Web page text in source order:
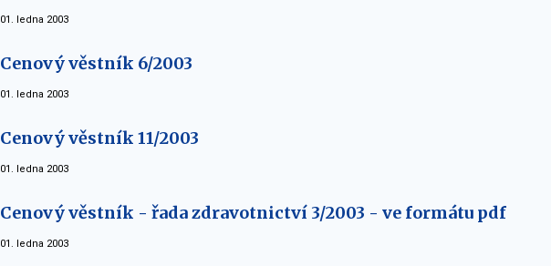
01. ledna 2003
Cenový věstník 6/2003
01. ledna 2003
Cenový věstník 11/2003
01. ledna 2003
Cenový věstník - řada zdravotnictví 3/2003 - ve formátu pdf
01. ledna 2003